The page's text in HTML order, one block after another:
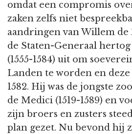
omdat een compromis
zaken zelfs niet
aandringen van Willem
de Staten-Generaal
(1555-1584) uit om
Landen te worden en
1582. Hij was de jongste
de Medici (1519-1589) en
zijn broers en zusters
plan gezet. Nu bevond hij